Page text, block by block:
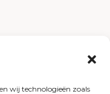
wij technologieën zoals